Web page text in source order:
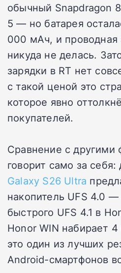
обычный Snapdragon
5 — но батарея
000 мАч, и проводная
никуда не делась.
зарядки в RT нет
с такой ценой это
которое явно
покупателей.
Сравнение с другими
говорит само за
Galaxy S26 Ultra
накопитель UFS 4.0
быстрого UFS 4.1 в
Honor WIN набирает
это один из лучших
Android-смартфонов